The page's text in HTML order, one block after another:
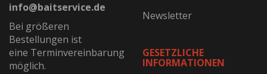
info@baitservice.de
Bei größeren
Bestellungen ist
eine Terminvereinbarung
möglich.
Newsletter
GESETZLICHE
INFORMATIONEN